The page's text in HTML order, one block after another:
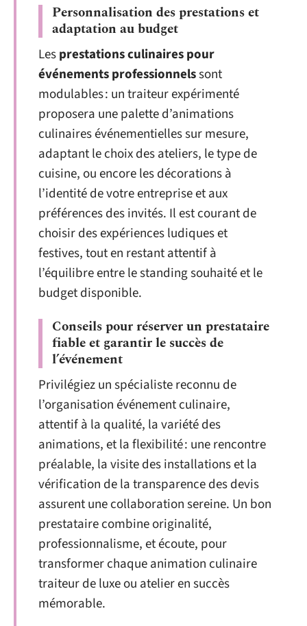
Personnalisation des prestations et
adaptation au budget
Lesprestations culinaires pour
événements professionnelssont
modulables : un traiteur expérimenté
proposera une palette d’animations
culinaires événementielles sur mesure,
adaptant le choix des ateliers, le type de
cuisine, ou encore les décorations à
l’identité de votre entreprise et aux
préférences des invités. Il est courant de
choisir des expériences ludiques et
festives, tout en restant attentif à
l’équilibre entre le standing souhaité et le
budget disponible.
Conseils pour réserver un prestataire
fiable et garantir le succès de
l’événement
Privilégiez un spécialiste reconnu de
l’organisation événement culinaire,
attentif à la qualité, la variété des
animations, et la flexibilité : une rencontre
préalable, la visite des installations et la
vérification de la transparence des devis
assurent une collaboration sereine. Un bon
prestataire combine originalité,
professionnalisme, et écoute, pour
transformer chaque animation culinaire
traiteur de luxe ou atelier en succès
mémorable.